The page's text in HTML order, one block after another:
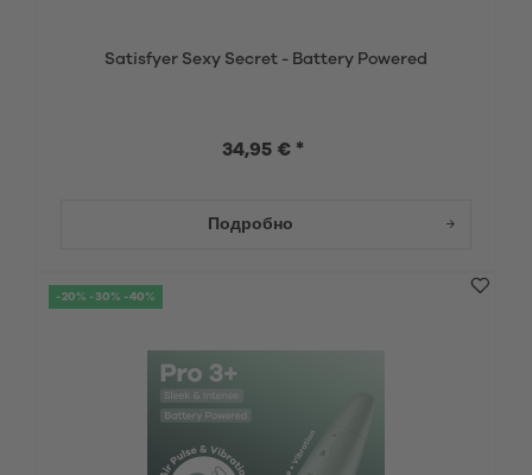
Satisfyer Sexy Secret - Battery Powered
34,95 € *
Подробно
-20% -30% -40%